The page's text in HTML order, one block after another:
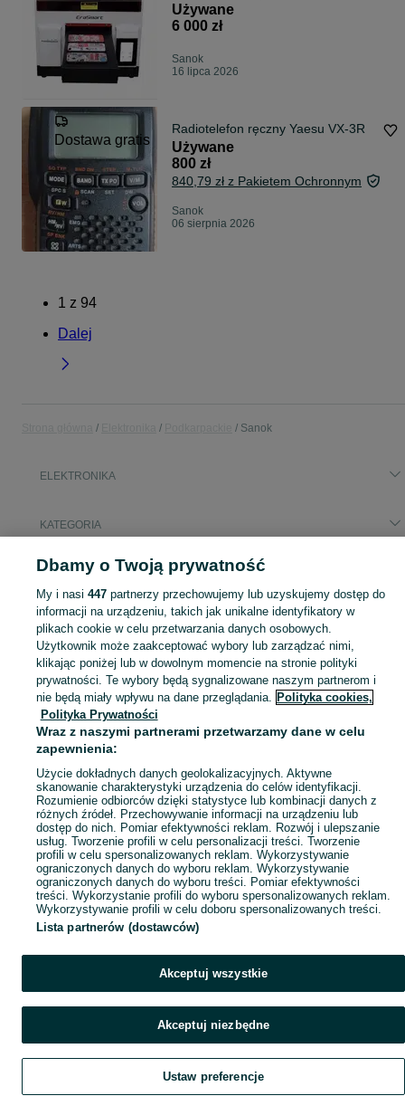
Używane
6 000 zł
Sanok
16 lipca 2026
Dostawa gratis
Radiotelefon ręczny Yaesu VX-3R
Używane
800 zł
840,79 zł z Pakietem Ochronnym
Sanok
06 sierpnia 2026
1 z 94
Dalej
Sanok
ELEKTRONIKA
KATEGORIA
Popularne wyszukiwania
dysk ssd
Sprzedaż elektroniki Sanok ▶️ szeroki wybór modeli i marek ✅ Nowe i używane oferty w atrakcyjnych cenach ☝ Sprawdź ogłoszenia online na OLX.pl! Zobacz
Mapa kategorii
Mapa miejscowości
Mapa ministron
Dbamy o Twoją prywatność
My i nasi 447partnerzy przechowujemy lub uzyskujemy dostęp do
informacji na urządzeniu, takich jak unikalne identyfikatory w
plikach cookie w celu przetwarzania danych osobowych.
Użytkownik może zaakceptować wybory lub zarządzać nimi,
klikając poniżej lub w dowolnym momencie na stronie polityki
prywatności. Te wybory będą sygnalizowane naszym partnerom i
nie będą miały wpływu na dane przeglądania. Polityka cookies,
Polityka Prywatności
Wraz z naszymi partnerami przetwarzamy dane w celu
zapewnienia:
Użycie dokładnych danych geolokalizacyjnych. Aktywne
skanowanie charakterystyki urządzenia do celów identyfikacji.
Rozumienie odbiorców dzięki statystyce lub kombinacji danych z
różnych źródeł. Przechowywanie informacji na urządzeniu lub
dostęp do nich. Pomiar efektywności reklam. Rozwój i ulepszanie
usług. Tworzenie profili w celu personalizacji treści. Tworzenie
profili w celu spersonalizowanych reklam. Wykorzystywanie
ograniczonych danych do wyboru reklam. Wykorzystywanie
ograniczonych danych do wyboru treści. Pomiar efektywności
treści. Wykorzystanie profili do wyboru spersonalizowanych reklam.
Wykorzystywanie profili w celu doboru spersonalizowanych treści.
Lista partnerów (dostawców)
Akceptuj wszystkie
Akceptuj niezbędne
Ustaw preferencje